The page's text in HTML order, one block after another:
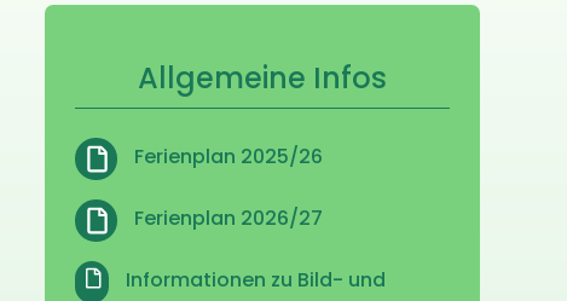
Allgemeine Infos
Ferienplan 2025/26
Ferienplan 2026/27
Informationen zu Bild- und